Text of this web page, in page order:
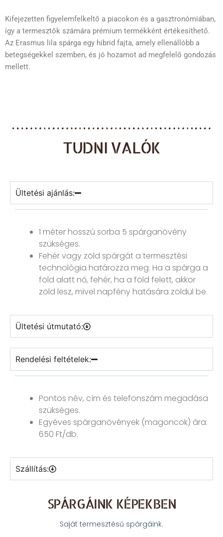
Kifejezetten figyelemfelkeltő a piacokon és a gasztronómiában,
így a termesztők számára prémium termékként értékesíthető.
Az Erasmus lila spárga egy hibrid fajta, amely ellenállóbb a
betegségekkel szemben, és jó hozamot ad megfelelő gondozás
mellett.
TUDNI VALÓK
Ültetési ajánlás:
1 méter hosszú sorba 5 spárganövény
szükséges.
Fehér vagy zöld spárgát a termesztési
technológia határozza meg. Ha a spárga a
föld alatt nő, fehér, ha a föld felett, akkor
zöld lesz, mivel napfény hatására zöldül be.
Ültetési útmutató:
Rendelési feltételek:
Pontos név, cím és telefonszám megadása
szükséges.
Egyéves spárganövények (magoncok) ára:
650 Ft/db.
Szállítás:
SPÁRGÁINK KÉPEKBEN
Saját termesztésű spárgáink.